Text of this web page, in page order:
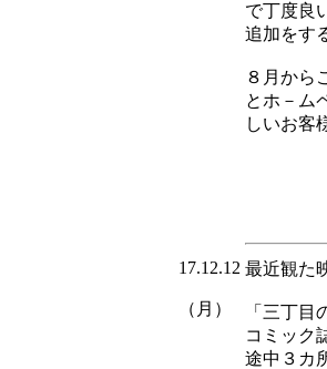
で丁度良
追加をす
８月から
とホ－ム
しいお客
17.12.12
（月）
最近観た
「三丁
コミック
途中３カ